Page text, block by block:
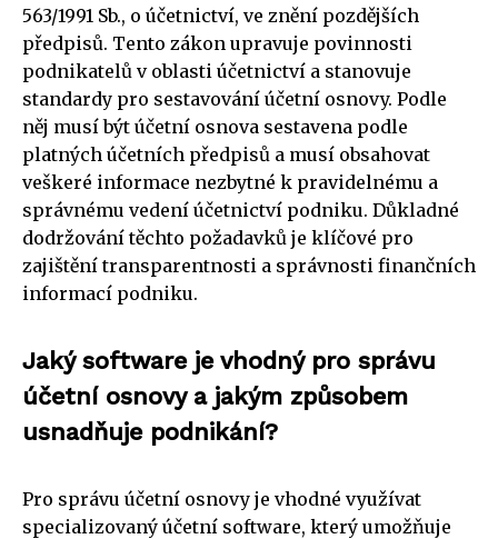
563/1991 Sb., o účetnictví, ve znění pozdějších
předpisů. Tento zákon upravuje povinnosti
podnikatelů v oblasti účetnictví a stanovuje
standardy pro sestavování účetní osnovy. Podle
něj musí být účetní osnova sestavena podle
platných účetních předpisů a musí obsahovat
veškeré informace nezbytné k pravidelnému a
správnému vedení účetnictví podniku. Důkladné
dodržování těchto požadavků je klíčové pro
zajištění transparentnosti a správnosti finančních
informací podniku.
Jaký software je vhodný pro správu
účetní osnovy a jakým způsobem
usnadňuje podnikání?
Pro správu účetní osnovy je vhodné využívat
specializovaný účetní software, který umožňuje